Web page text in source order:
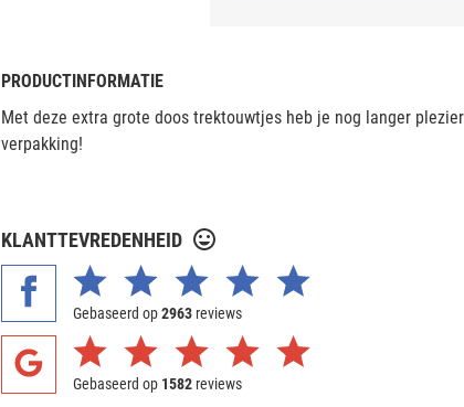
PRODUCTINFORMATIE
Met deze extra grote doos trektouwtjes heb je nog langer
verpakking!
KLANTTEVREDENHEID
Gebaseerd op2963reviews
Gebaseerd op 1582reviews